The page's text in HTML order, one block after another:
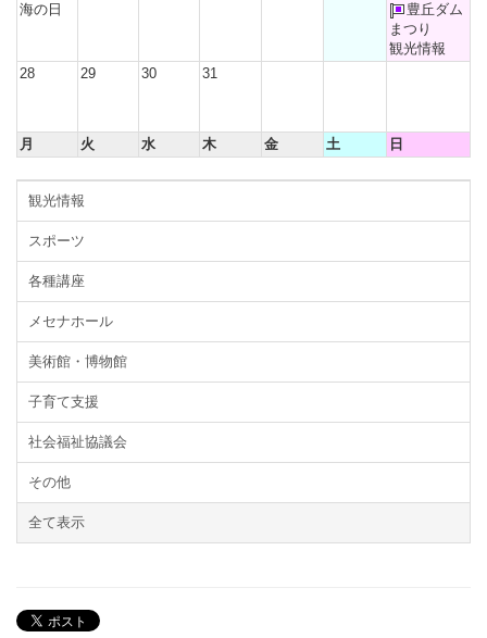
海の日
豊丘ダム
まつり
観光情報
28
29 30 31
月 火 水 木 金 土 日
観光情報
スポーツ
各種講座
メセナホール
美術館・博物館
子育て支援
社会福祉協議会
その他
全て表示